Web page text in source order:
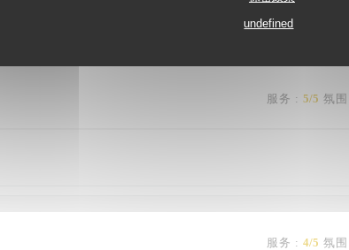
undefined
服务 : 5/5 氛围
服务 : 4/5 氛围